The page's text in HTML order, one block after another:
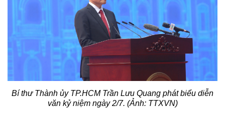
Bí thư Thành ủy TP.HCM Trần Lưu Quang phát biểu diễn
văn kỷ niệm ngày 2/7. (Ảnh: TTXVN)